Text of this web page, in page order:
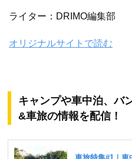
ライター：DRIMO編集部
オリジナルサイトで読む
キャンプや車中泊、バ
&車旅の情報を配信！